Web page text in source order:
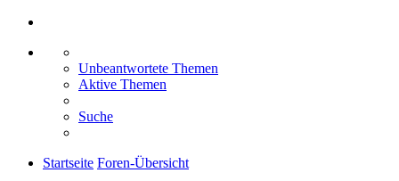
Unbeantwortete Themen
Aktive Themen
Suche
Startseite Foren-Übersicht